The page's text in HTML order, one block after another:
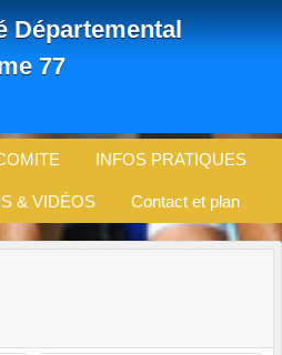
Départemental
77
INFOS PRATIQUES
& VIDÉOS Contact et plan